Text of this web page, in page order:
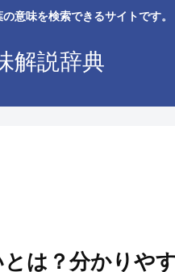
意味を検索できるサイトです。
解説辞典
は？分かりや